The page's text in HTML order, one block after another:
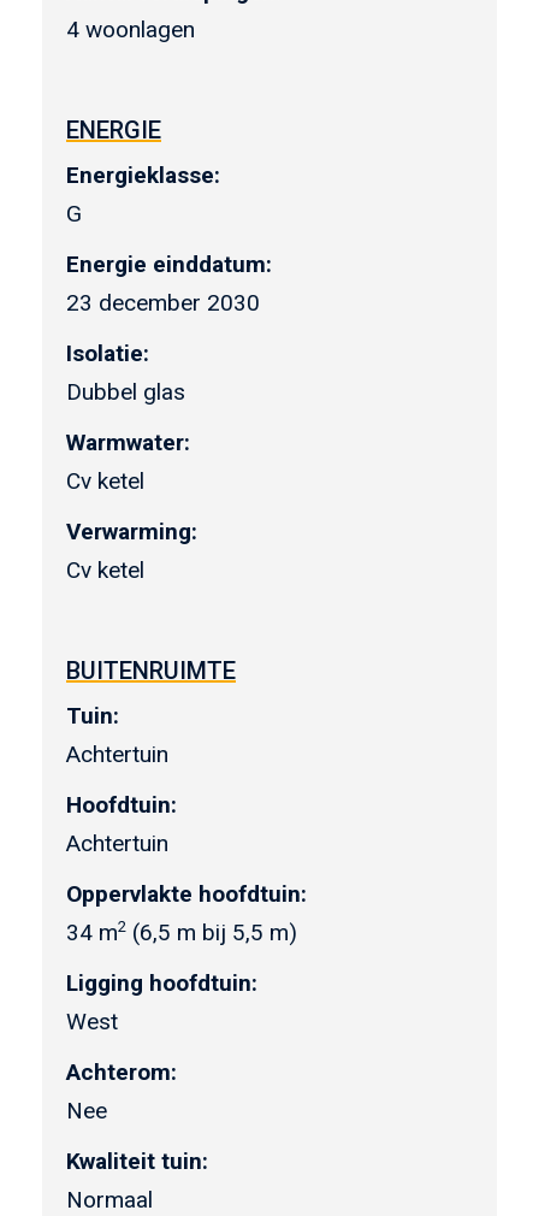
4 woonlagen
ENERGIE
Energieklasse:
G
Energie einddatum:
23 december 2030
Isolatie:
Dubbel glas
Warmwater:
Cv ketel
Verwarming:
Cv ketel
BUITENRUIMTE
Tuin:
Achtertuin
Hoofdtuin:
Achtertuin
Oppervlakte hoofdtuin:
34 m2 (6,5 m bij 5,5 m)
Ligging hoofdtuin:
West
Achterom:
Nee
Kwaliteit tuin:
Normaal